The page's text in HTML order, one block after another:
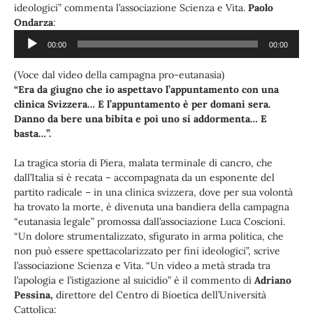
ideologici” commenta l’associazione Scienza e Vita. Paolo
Ondarza:
00:00 00:00
(Voce dal video della campagna pro-eutanasia)
“Era da giugno che io aspettavo l’appuntamento con una
clinica Svizzera… E l’appuntamento è per domani sera.
Danno da bere una bibita e poi uno si addormenta… E
basta…”.
La tragica storia di Piera, malata terminale di cancro, che
dall’Italia si è recata – accompagnata da un esponente del
partito radicale – in una clinica svizzera, dove per sua volontà
ha trovato la morte, è divenuta una bandiera della campagna
“eutanasia legale” promossa dall’associazione Luca Coscioni.
“Un dolore strumentalizzato, sfigurato in arma politica, che
non può essere spettacolarizzato per fini ideologici”, scrive
l’associazione Scienza e Vita. “Un video a metà strada tra
l’apologia e l’istigazione al suicidio” è il commento di Adriano
Pessina, direttore del Centro di Bioetica dell’Università
Cattolica: